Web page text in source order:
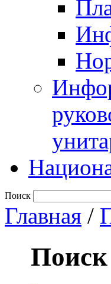
Поиск
Главная /
Поиск